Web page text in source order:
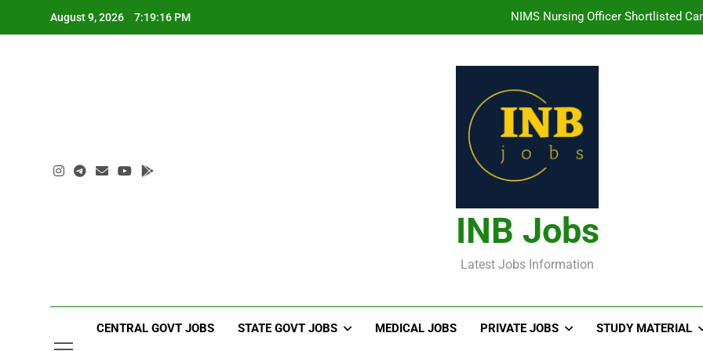
August 9, 2026 7:19:17 PM తిరుమల తిరుపతి దేవస్థానం సంస్థలో
NIMS Nursing Officer Shortlisted
తిరుమల తిరుపతి దేవస్థానం సంస్థలో ఉద్యోగాలు
INB Jobs
Latest Jobs Information
CENTRAL GOVT JOBS STATE GOVT JOBS MEDICAL JOBS PRIVATE JOBS STUDY MATERIAL